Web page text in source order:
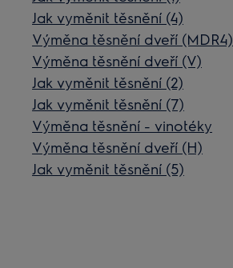
Jak vyměnit těsnění (4)
Výměna těsnění dveří (MDR4)
Výměna těsnění dveří (V)
Jak vyměnit těsnění (2)
Jak vyměnit těsnění (7)
Výměna těsnění - vinotéky
Výměna těsnění dveří (H)
Jak vyměnit těsnění (5)